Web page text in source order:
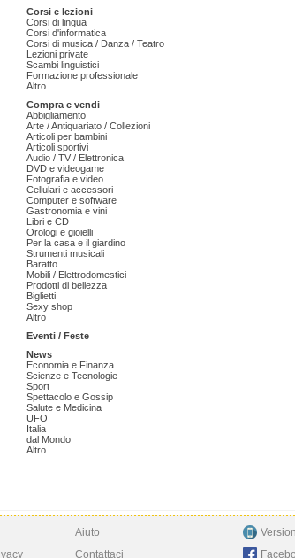
Corsi e lezioni
Corsi di lingua
Corsi d'informatica
Corsi di musica / Danza / Teatro
Lezioni private
Scambi linguistici
Formazione professionale
Altro
Compra e vendi
Abbigliamento
Arte / Antiquariato / Collezioni
Articoli per bambini
Articoli sportivi
Audio / TV / Elettronica
DVD e videogame
Fotografia e video
Cellulari e accessori
Computer e software
Gastronomia e vini
Libri e CD
Orologi e gioielli
Per la casa e il giardino
Strumenti musicali
Baratto
Mobili / Elettrodomestici
Prodotti di bellezza
Biglietti
Sexy shop
Altro
Eventi / Feste
News
Economia e Finanza
Scienze e Tecnologie
Sport
Spettacolo e Gossip
Salute e Medicina
UFO
Italia
dal Mondo
Altro
Aiuto
Contattaci